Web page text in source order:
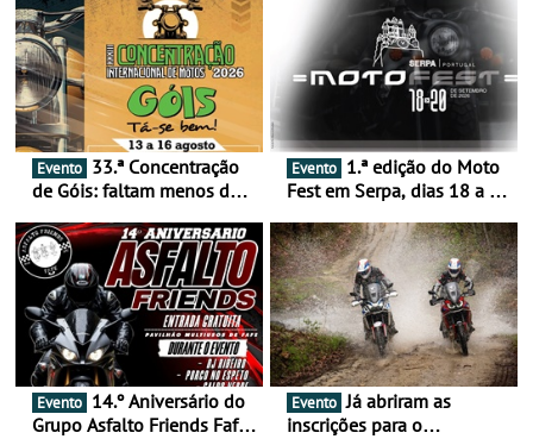
Evento
de Góis: faltam menos de
16 de agosto
Evento
Fest em Serpa, dias 18 a 20
duas rodas invade o Baixo
Alentejo
Evento
Grupo Asfalto Friends Fafe,
Evento Já abriram as
inscrições para o